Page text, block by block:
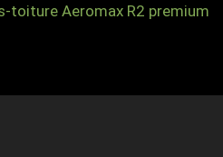
toiture Aeromax R2 premium